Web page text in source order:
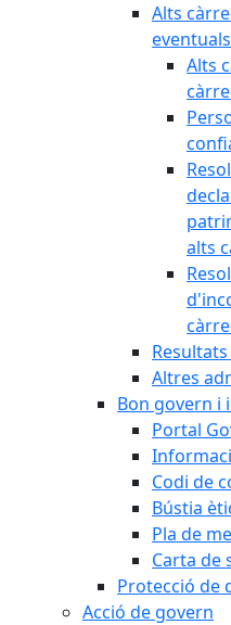
Alts
eventuals
Alts
alts
Altres
Bon govern i
Portal
Codi de
Bústia
Pla de
Carta de
Protecció de
Acció de govern